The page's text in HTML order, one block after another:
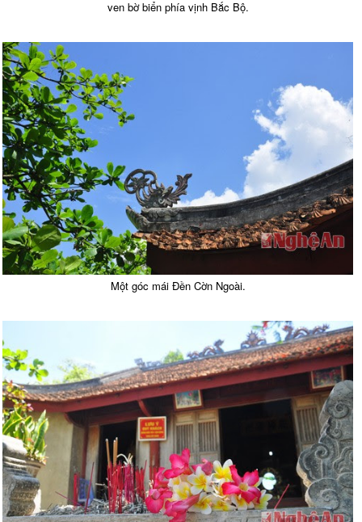
ven bờ biển phía vịnh Bắc Bộ.
Một góc mái Đền Cờn Ngoài.